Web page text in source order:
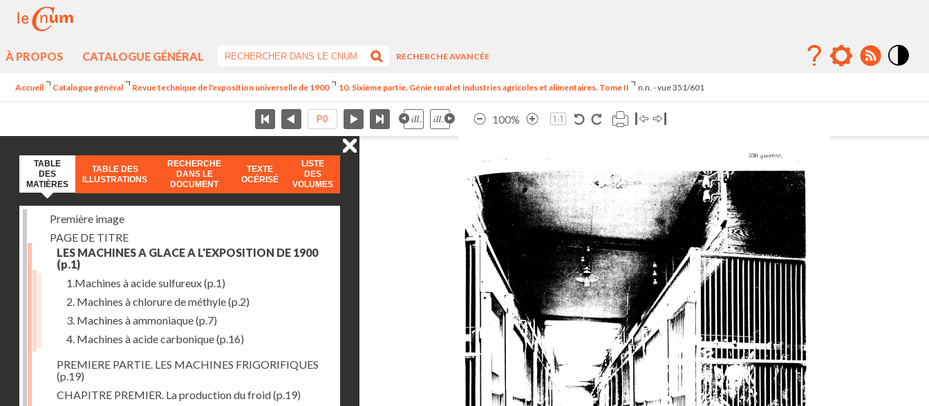
À PROPOS CATALOGUE GÉNÉRAL
RECHERCHE AVANCÉE
Accueil Catalogue général Revue technique de l'exposition universelle de 1900 10. Sixième partie. Génie rural et industries agricoles et alimentaires. Tome II n.n. - vue 351/601
100%
TABLE
DES
MATIÈRES
TABLE DES
ILLUSTRATIONS
RECHERCHE
DANS LE
DOCUMENT
TEXTE
OCÉRISÉ
LISTE
DES
VOLUMES
Première image
PAGE DE TITRE
LES MACHINES A GLACE A L'EXPOSITION DE 1900
(p.1)
1.Machines à acide sulfureux(p.1)
2. Machines à chlorure de méthyle(p.2)
3. Machines à ammoniaque(p.7)
4. Machines à acide carbonique(p.16)
PREMIERE PARTIE. LES MACHINES FRIGORIFIQUES
(p.19)
CHAPITRE PREMIER. La production du froid(p.19)